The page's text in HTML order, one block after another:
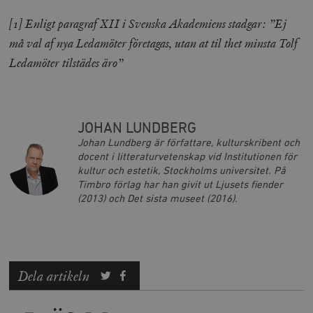
[1]Enligt paragraf XII i Svenska Akademiens stadgar: ”Ej
må val af nya Ledamöter företagas, utan at til thet minsta Tolf
Ledamöter tilstädes äro”
JOHAN LUNDBERG
Johan Lundberg är författare, kulturskribent och
docent i litteraturvetenskap vid Institutionen för
kultur och estetik, Stockholms universitet. På
Timbro förlag har han givit ut Ljusets fiender
(2013) och Det sista museet (2016).
Dela artikeln
kärnwebbplatsfunktioner som användarinloggning
och kontohantering. Webbplatsen kan inte användas
ordentligt utan strikt nödvändiga cookies.
Namn
.timbro.se